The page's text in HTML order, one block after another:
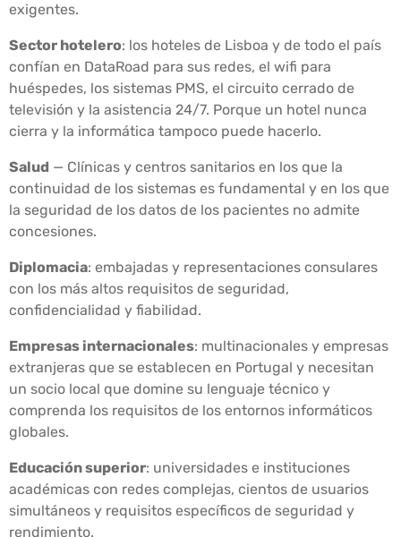
exigentes.
Sector hotelero: los hoteles de Lisboa y de todo el país
confían en DataRoad para sus redes, el wifi para
huéspedes, los sistemas PMS, el circuito cerrado de
televisión y la asistencia 24/7. Porque un hotel nunca
cierra y la informática tampoco puede hacerlo.
Salud — Clínicas y centros sanitarios en los que la
continuidad de los sistemas es fundamental y en los que
la seguridad de los datos de los pacientes no admite
concesiones.
Diplomacia: embajadas y representaciones consulares
con los más altos requisitos de seguridad,
confidencialidad y fiabilidad.
Empresas internacionales: multinacionales y empresas
extranjeras que se establecen en Portugal y necesitan
un socio local que domine su lenguaje técnico y
comprenda los requisitos de los entornos informáticos
globales.
Educación superior: universidades e instituciones
académicas con redes complejas, cientos de usuarios
simultáneos y requisitos específicos de seguridad y
rendimiento.